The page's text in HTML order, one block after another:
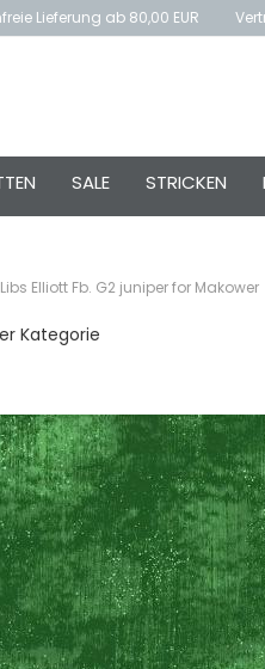
Lieferung ab 80,00 EUR
SALE STRICKEN
Elliott Fb. G2 juniper for Makower
Kategorie